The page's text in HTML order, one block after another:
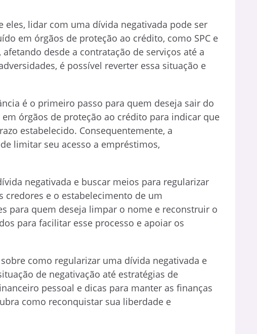
eles, lidar com uma dívida negativada pode ser
em órgãos de proteção ao crédito, como SPC e
desde a contratação de serviços até a
é possível reverter essa situação e
é o primeiro passo para quem deseja sair do
órgãos de proteção ao crédito para indicar que
estabelecido. Consequentemente, a
limitar seu acesso a empréstimos,
negativada e buscar meios para regularizar
credores e o estabelecimento de um
para quem deseja limpar o nome e reconstruir o
para facilitar esse processo e apoiar os
como regularizar uma dívida negativada e
de negativação até estratégias de
pessoal e dicas para manter as finanças
como reconquistar sua liberdade e